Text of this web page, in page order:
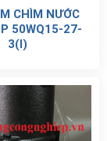
CHÌM NƯỚC
50WQ15-27-
3(I)